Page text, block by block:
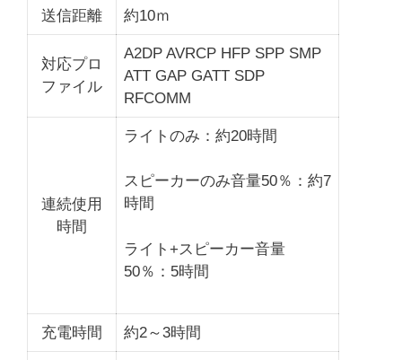
送信距離 約10ｍ
対応プロ
ファイル
A2DP AVRCP HFP SPP SMP
ATT GAP GATT SDP
RFCOMM
連続使用
時間
ライトのみ：約20時間
スピーカーのみ音量50％：約7
時間
ライト+スピーカー音量
50％：5時間
充電時間 約2～3時間